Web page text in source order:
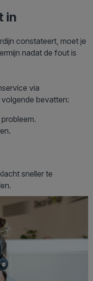
in
constateert, moet je
nadat de fout is
via
bevatten:
sneller te